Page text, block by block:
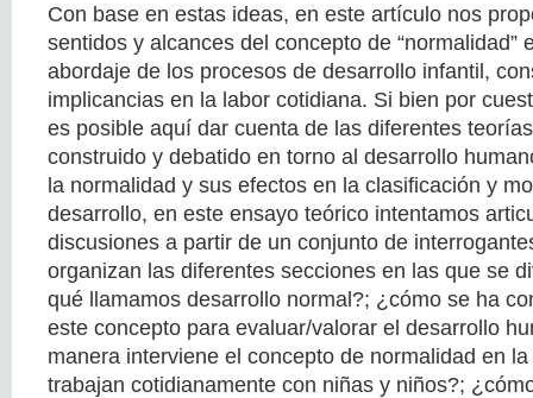
Con base en estas ideas, en este artículo nos
sentidos y alcances del concepto de “normalidad”
abordaje de los procesos de desarrollo infantil,
implicancias en la labor cotidiana. Si bien por
es posible aquí dar cuenta de las diferentes
construido y debatido en torno al desarrollo
la normalidad y sus efectos en la clasificación y
desarrollo, en este ensayo teórico intentamos
discusiones a partir de un conjunto de
organizan las diferentes secciones en las que se
qué llamamos desarrollo normal?; ¿cómo se ha
este concepto para evaluar/valorar el desarrollo
manera interviene el concepto de normalidad en
trabajan cotidianamente con niñas y niños?;